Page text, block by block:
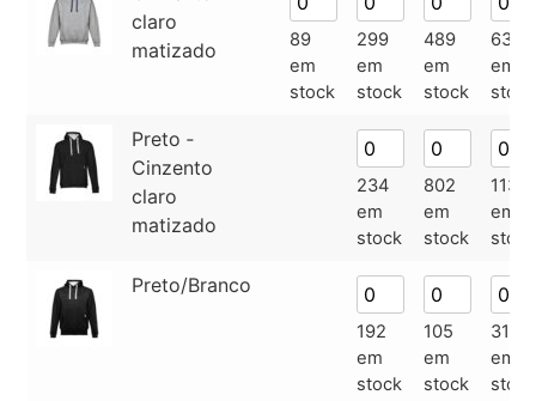
claro
matizado
89
em
stock
299
em
stock
489
em
stock
633
em
stock
Preto ‑
Cinzento
claro
matizado
234
em
stock
802
em
stock
1133
em
stock
Preto/Branco
192
em
stock
105
em
stock
312
em
stock